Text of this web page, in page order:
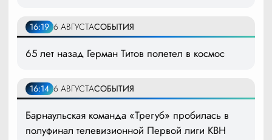
16:19 6 АВГУСТАСОБЫТИЯ
65 лет назад Герман Титов полетел в космос
16:14 6 АВГУСТАСОБЫТИЯ
Барнаульская команда «Трегуб» пробилась в
полуфинал телевизионной Первой лиги КВН